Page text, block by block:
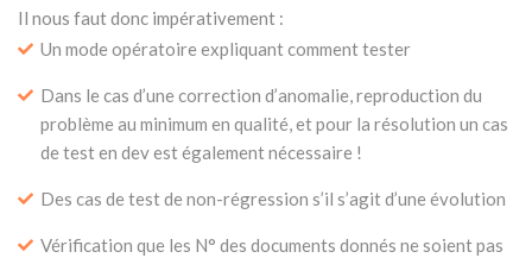
Il nous faut donc impérativement :
Un mode opératoire expliquant comment tester
Dans le cas d’une correction d’anomalie, reproduction du
problème au minimum en qualité, et pour la résolution un cas
de test en dev est également nécessaire !
Des cas de test de non-régression s’il s’agit d’une évolution
Vérification que les N° des documents donnés ne soient pas